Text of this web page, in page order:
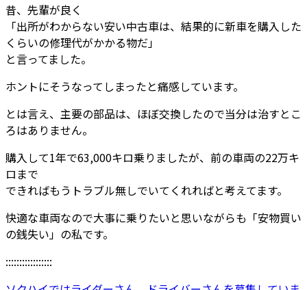
昔、先輩が良く
「出所がわからない安い中古車は、結果的に新車を購入した
くらいの修理代がかかる物だ」
と言ってました。
ホントにそうなってしまったと痛感しています。
とは言え、主要の部品は、ほぼ交換したので当分は治すとこ
ろはありません。
購入して1年で63,000キロ乗りましたが、前の車両の22万キ
ロまで
できればもうトラブル無しでいてくれればと考えてます。
快適な車両なので大事に乗りたいと思いながらも「安物買い
の銭失い」の私です。
:::::::::::::::::